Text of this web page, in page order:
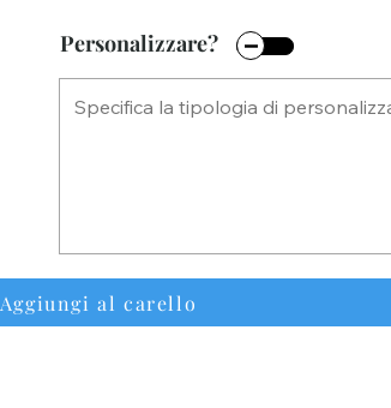
Personalizzare?
Aggiungi al carello